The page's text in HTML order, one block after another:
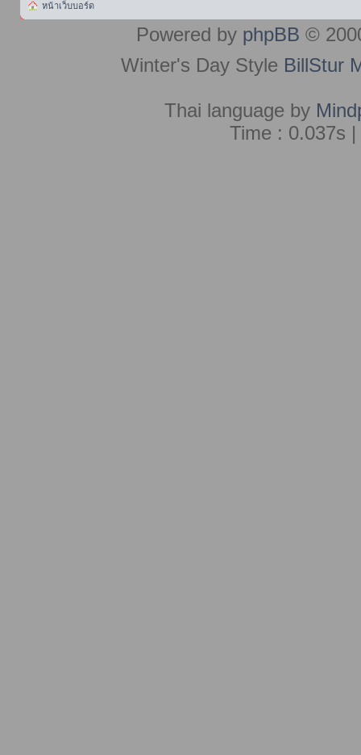
หน้าเว็บบอร์ด
Powered by phpBB ©
Winter's Day Style BillStur
Thai language by
Time : 0.037s